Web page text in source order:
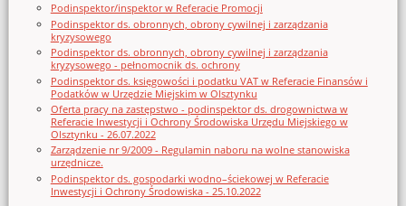
Podinspektor/inspektor w Referacie Promocji
Podinspektor ds. obronnych, obrony cywilnej i zarządzania
kryzysowego
Podinspektor ds. obronnych, obrony cywilnej i zarządzania
kryzysowego - pełnomocnik ds. ochrony
Podinspektor ds. księgowości i podatku VAT w Referacie Finansów i
Podatków w Urzędzie Miejskim w Olsztynku
Oferta pracy na zastępstwo - podinspektor ds. drogownictwa w
Referacie Inwestycji i Ochrony Środowiska Urzędu Miejskiego w
Olsztynku - 26.07.2022
Zarządzenie nr 9/2009 - Regulamin naboru na wolne stanowiska
urzędnicze.
Podinspektor ds. gospodarki wodno–ściekowej w Referacie
Inwestycji i Ochrony Środowiska - 25.10.2022